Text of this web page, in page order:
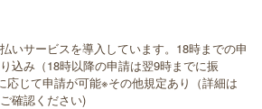
いサービスを導入しています。18時までの申
込み（18時以降の申請は翌9時までに振
応じて申請が可能※その他規定あり（詳細は
確認ください)